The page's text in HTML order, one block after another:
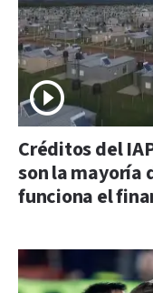
Créditos del
son la mayoría
funciona el